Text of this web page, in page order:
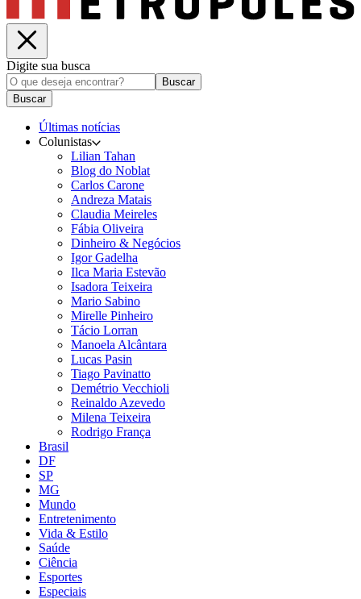
Digite sua busca
Buscar
Buscar
Últimas notícias
Colunistas
Lilian Tahan
Blog do Noblat
Carlos Carone
Andreza Matais
Claudia Meireles
Fábia Oliveira
Dinheiro & Negócios
Igor Gadelha
Ilca Maria Estevão
Isadora Teixeira
Mario Sabino
Mirelle Pinheiro
Tácio Lorran
Manoela Alcântara
Lucas Pasin
Tiago Pavinatto
Demétrio Vecchioli
Reinaldo Azevedo
Milena Teixeira
Rodrigo França
Brasil
DF
SP
MG
Mundo
Entretenimento
Vida & Estilo
Saúde
Ciência
Esportes
Especiais